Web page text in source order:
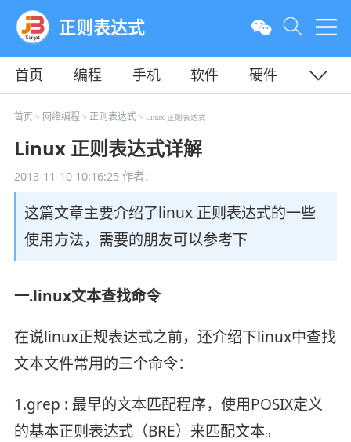
正则表达式
首页 编程 手机 软件
硬件
教程
平面 服务器
首页 > 网络编程 > 正则表达式> Linux 正则表达式
Linux 正则表达式详解
2013-11-10 10:16:25作者：
这篇文章主要介绍了linux 正则表达式的一些
使用方法，需要的朋友可以参考下
一.linux文本查找命令
在说linux正规表达式之前，还介绍下linux中查找
文本文件常用的三个命令：
1.grep : 最早的文本匹配程序，使用POSIX定义
的基本正则表达式（BRE）来匹配文本。